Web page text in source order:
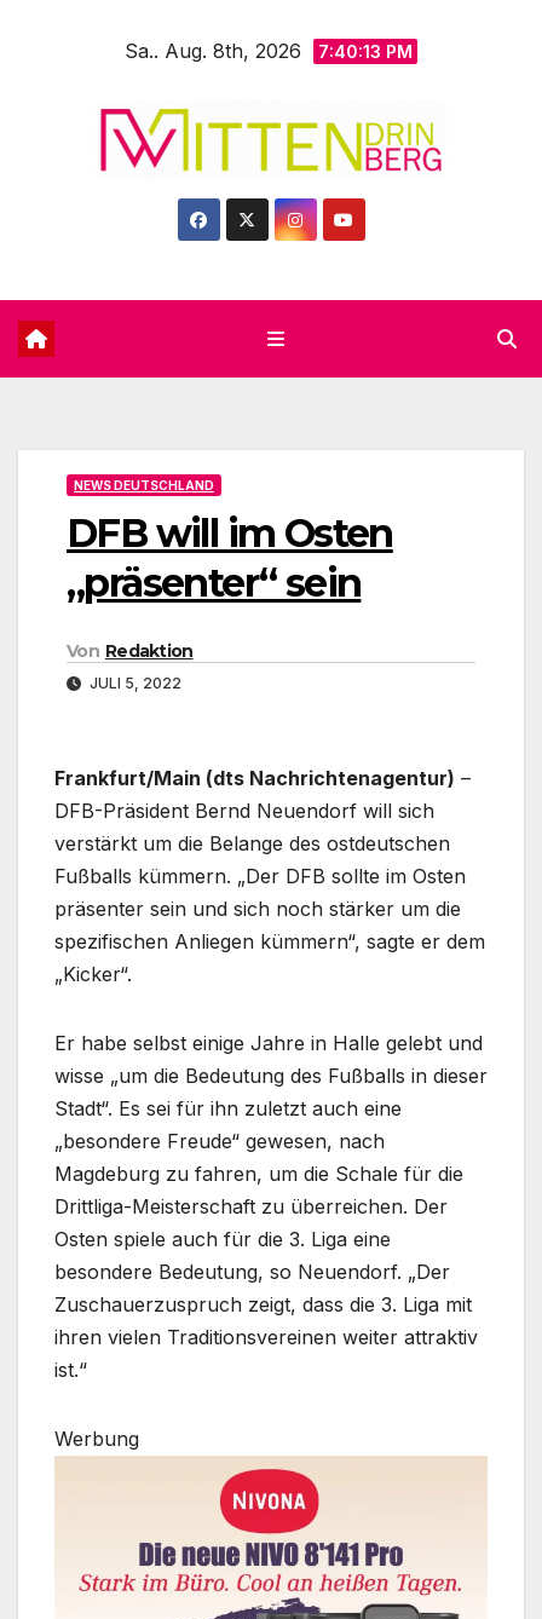
Sa.. Aug. 8th, 2026 7:40:14 PM
NEWS DEUTSCHLAND
DFB will im Osten
„präsenter“ sein
Von Redaktion
JULI 5, 2022
Frankfurt/Main (dts Nachrichtenagentur) –
DFB-Präsident Bernd Neuendorf will sich
verstärkt um die Belange des ostdeutschen
Fußballs kümmern. „Der DFB sollte im Osten
präsenter sein und sich noch stärker um die
spezifischen Anliegen kümmern“, sagte er dem
„Kicker“.
Er habe selbst einige Jahre in Halle gelebt und
wisse „um die Bedeutung des Fußballs in dieser
Stadt“. Es sei für ihn zuletzt auch eine
„besondere Freude“ gewesen, nach
Magdeburg zu fahren, um die Schale für die
Drittliga-Meisterschaft zu überreichen. Der
Osten spiele auch für die 3. Liga eine
besondere Bedeutung, so Neuendorf. „Der
Zuschauerzuspruch zeigt, dass die 3. Liga mit
ihren vielen Traditionsvereinen weiter attraktiv
ist.“
Werbung